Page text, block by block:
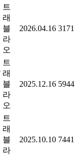
트
래
블
라
오
2026.04.16 3171
트
래
블
라
오
2025.12.16 5944
트
래
블
라
2025.10.10 7441